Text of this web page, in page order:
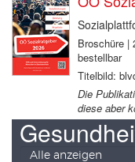
Broschüre |
bestellbar
Titelbild:
Die
diese aber
Alle anzeigen